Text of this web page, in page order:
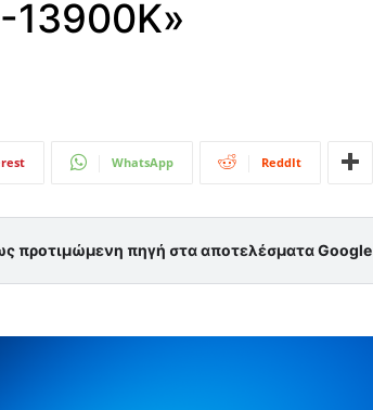
13900K»
WhatsApp ReddIt
προτιμώμενη πηγή στα αποτελέσματα Google